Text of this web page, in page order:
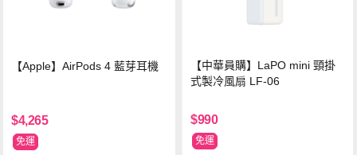
【Apple】AirPods 4 藍芽耳機
$4,265
免運
【中華員購】LaPO mini 頸掛
式製冷風扇 LF-06
$990
免運